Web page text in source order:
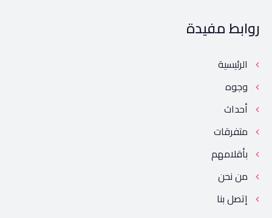
روابط مفيدة
الرئيسية
وجوه
أحداث
متفرقات
بأقلامهم
من نحن
إتصل بنا